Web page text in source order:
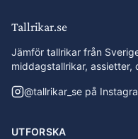
Tallrikar.se
Jämför tallrikar från
middagstallrikar,
@tallrikar_se på
UTFORSKA